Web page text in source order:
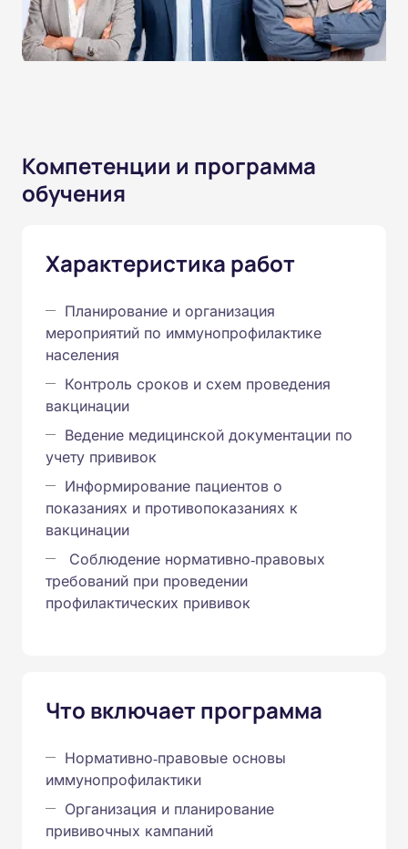
Компетенции и программа
обучения
Характеристика работ
Планирование и организация
мероприятий по иммунопрофилактике
населения
Контроль сроков и схем проведения
вакцинации
Ведение медицинской документации по
учету прививок
Информирование пациентов о
показаниях и противопоказаниях к
вакцинации
Соблюдение нормативно‑правовых
требований при проведении
профилактических прививок
Что включает программа
Нормативно‑правовые основы
иммунопрофилактики
Организация и планирование
прививочных кампаний